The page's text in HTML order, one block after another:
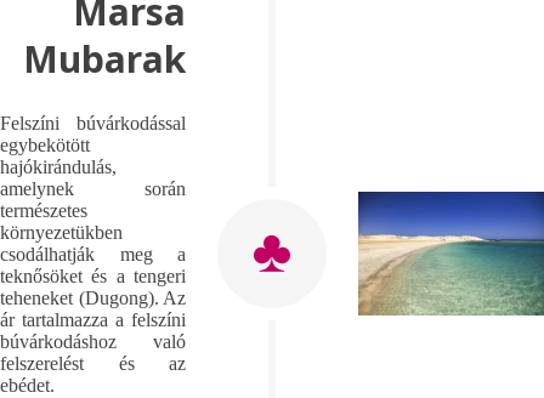
Marsa
Mubarak
Felszíni búvárkodással
egybekötött
hajókirándulás,
amelynek során
természetes
környezetükben
csodálhatják meg a
teknősöket és a tengeri
teheneket (Dugong). Az
ár tartalmazza a felszíni
búvárkodáshoz való
felszerelést és az
ebédet.